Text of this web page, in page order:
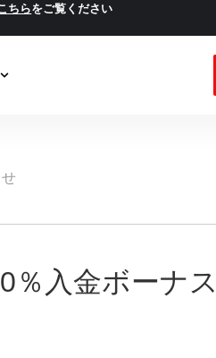
ちらをご覧ください
％入金ボーナ